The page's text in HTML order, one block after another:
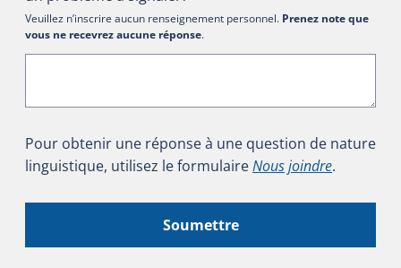
Veuillez n’inscrire aucun renseignement personnel. Prenez note que
vous ne recevrez aucune réponse.
Pour obtenir une réponse à une question de nature
linguistique, utilisez le formulaireNous joindre.
Soumettre